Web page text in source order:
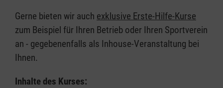
Gerne bieten wir auch exklusive Erste-Hilfe-Kurse
zum Beispiel für Ihren Betrieb oder Ihren Sportverein
an - gegebenenfalls als Inhouse-Veranstaltung bei
Ihnen.
Inhalte des Kurses: